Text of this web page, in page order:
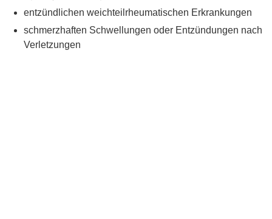
entzündlichen weichteilrheumatischen Erkrankungen
schmerzhaften Schwellungen oder Entzündungen nach
Verletzungen